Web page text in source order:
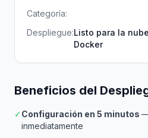
Categoría:
Despliegue:Listo para la
Docker
Beneficios del
✓Configuración en 5 minutos
inmediatamente